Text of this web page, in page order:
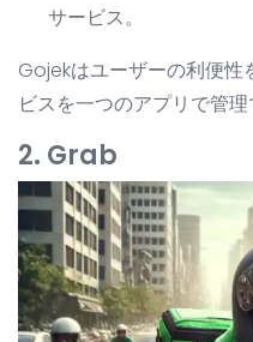
サービス。
Gojekはユーザーの利便性
ビスを一つのアプリで管
2. Grab